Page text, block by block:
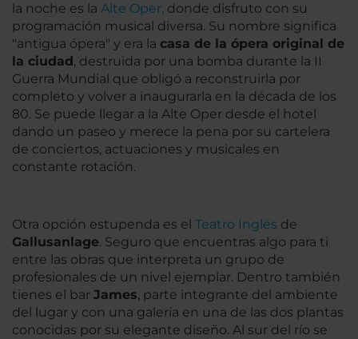
la noche es la Alte Oper, donde disfruto con su
programación musical diversa. Su nombre significa
"antigua ópera" y era la casa de la ópera original de
la ciudad , destruida por una bomba durante la II
Guerra Mundial que obligó a reconstruirla por
completo y volver a inaugurarla en la década de los
80. Se puede llegar a la Alte Oper desde el hotel
dando un paseo y merece la pena por su cartelera
de conciertos, actuaciones y musicales en
constante rotación.
Otra opción estupenda es el Teatro Inglés de
Gallusanlage. Seguro que encuentras algo para ti
entre las obras que interpreta un grupo de
profesionales de un nivel ejemplar. Dentro también
tienes el bar James, parte integrante del ambiente
del lugar y con una galería en una de las dos plantas
conocidas por su elegante diseño. Al sur del río se